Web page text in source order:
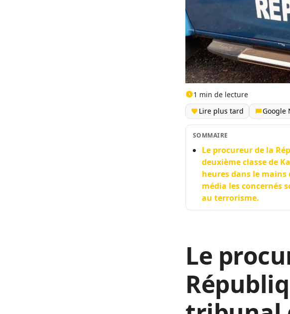
1 min de lecture
Lire plus tard
Google
SOMMAIRE
Le procureur de la
deuxième classe de
heures dans le mains
média les concernés
au terrorisme.
Le